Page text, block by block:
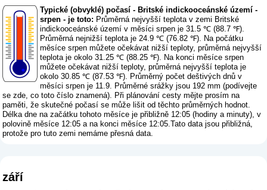
Typické (obvyklé) počasí - Britské indickooceánské území -
srpen - je toto: Průměrná nejvyšší teplota v zemi Britské
indickooceánské území v měsíci srpen je 31.5 ℃ (88.7 ℉).
Průměrná nejnižší teplota je 24.9 ℃ (76.82 ℉). Na počátku
měsíce srpen můžete očekávat nižší teploty, průměrná nejvyšší
teplota je okolo 31.25 ℃ (88.25 ℉). Na konci měsíce srpen
můžete očekávat nižší teploty, průměrná nejvyšší teplota je
okolo 30.85 ℃ (87.53 ℉). Průměrný počet deštivých dnů v
měsíci srpen je 11.9. Průměrné srážky jsou 192 mm (podívejte
se zde, co toto číslo znamená). Při plánování cesty mějte prosím na
paměti, že skutečné počasí se může lišit od těchto průměrných hodnot.
Délka dne na začátku tohoto měsíce je přibližně 12:05 (hodiny a minuty), v
polovině měsíce 12:05 a na konci měsíce 12:05.Tato data jsou přibližná,
protože pro tuto zemi nemáme přesná data.
září